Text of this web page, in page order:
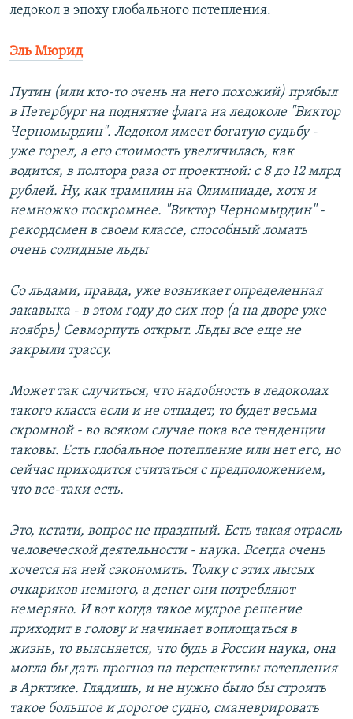
ледокол в эпоху глобального потепления.
Эль Мюрид
Путин (или кто-то очень на него похожий) прибыл
в Петербург на поднятие флага на ледоколе "Виктор
Черномырдин". Ледокол имеет богатую судьбу -
уже горел, а его стоимость увеличилась, как
водится, в полтора раза от проектной: с 8 до 12 млрд
рублей. Ну, как трамплин на Олимпиаде, хотя и
немножко поскромнее. "Виктор Черномырдин" -
рекордсмен в своем классе, способный ломать
очень солидные льды
Со льдами, правда, уже возникает определенная
закавыка - в этом году до сих пор (а на дворе уже
ноябрь) Севморпуть открыт. Льды все еще не
закрыли трассу.
Может так случиться, что надобность в ледоколах
такого класса если и не отпадет, то будет весьма
скромной - во всяком случае пока все тенденции
таковы. Есть глобальное потепление или нет его, но
сейчас приходится считаться с предположением,
что все-таки есть.
Это, кстати, вопрос не праздный. Есть такая отрасль
человеческой деятельности - наука. Всегда очень
хочется на ней сэкономить. Толку с этих лысых
очкариков немного, а денег они потребляют
немеряно. И вот когда такое мудрое решение
приходит в голову и начинает воплощаться в
жизнь, то выясняется, что будь в России наука, она
могла бы дать прогноз на перспективы потепления
в Арктике. Глядишь, и не нужно было бы строить
такое большое и дорогое судно, сманеврировать